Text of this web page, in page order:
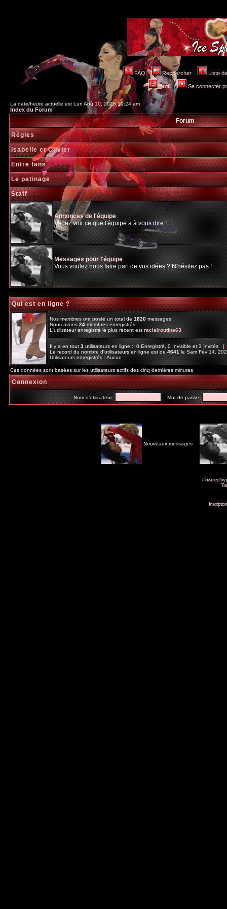
FAQ Rechercher Liste
Profil Se connecter
La date/heure actuelle est Lun Aoû 10, 2026 10:24 am
Index du Forum
Forum
Règles
Isabelle et Olivier
Entre fans
Le patinage
Staff
Annonces de l'équipe
Venez voir ce que l'équipe a à vous dire !
Messages pour l'équipe
Vous voulez nous faire part de vos idées ? N'hésitez pas !
Qui est en ligne ?
Nos membres ont posté un total de1820messages
Nous avons24membres enregistrés
L'utilisateur enregistré le plus récent estracialroutine63
Il y a en tout3utilisateurs en ligne :: 0 Enregistré, 0 Invisible et 3 Invités [
Le record du nombre d'utilisateurs en ligne est de4641le Sam Fév 14,
Utilisateurs enregistrés : Aucun
Ces données sont basées sur les utilisateurs actifs des cinq dernières minutes
Connexion
Nom d'utilisateur: Mot de passe:
Nouveaux messages
Powered by